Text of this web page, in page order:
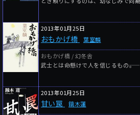
2013年01月25日
おもかげ橋 葉室麟
おもかげ橋 / 幻冬舎
武士とは命懸けで人を信じるもの――。
2013年01月25日
甘い罠 鏑木蓮